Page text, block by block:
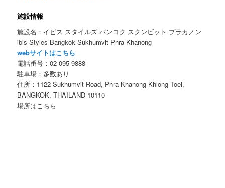
施設情報
施設名：イビス スタイルズ バンコク スクンビット プラカノン
ibis Styles Bangkok Sukhumvit Phra Khanong
webサイトはこちら
電話番号：02-095-9888
駐車場：多数あり
住所：1122 Sukhumvit Road, Phra Khanong Khlong Toei,
BANGKOK, THAILAND 10110
場所はこちら